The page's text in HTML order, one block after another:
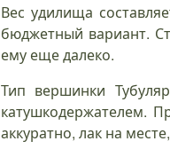
Вес удилища
бюджетный вариант.
ему еще далеко.
Тип вершинки
катушкодержателем.
аккуратно, лак на